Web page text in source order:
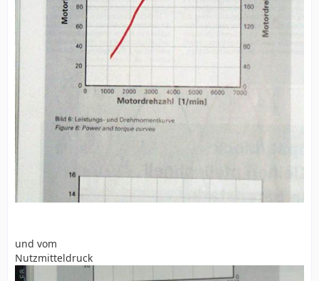
und vom
Nutzmitteldruck